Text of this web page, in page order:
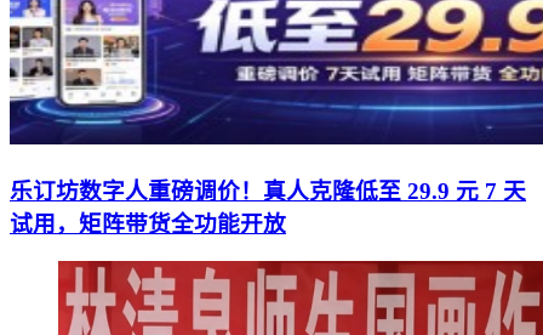
乐订坊数字人重磅调价！真人克隆低至 29.9 元 7 天
试用，矩阵带货全功能开放